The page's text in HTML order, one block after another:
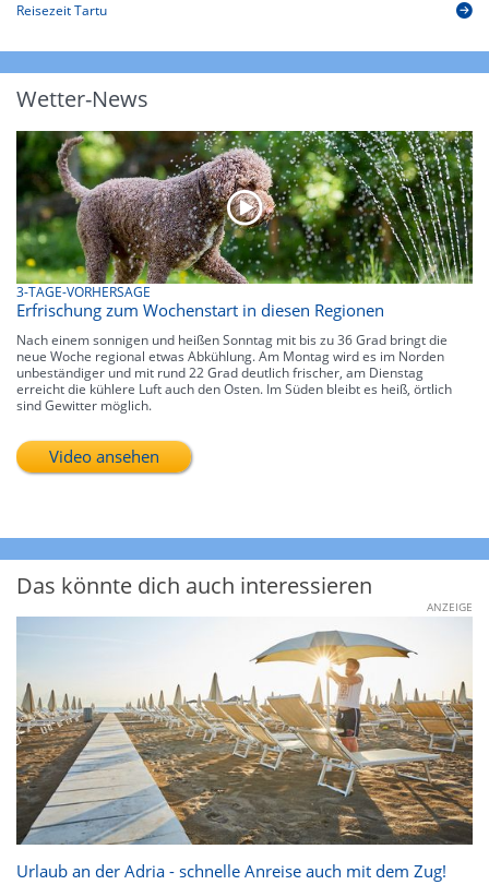
Reisezeit Tartu
Wetter-News
3-TAGE-VORHERSAGE
Erfrischung zum Wochenstart in diesen Regionen
Nach einem sonnigen und heißen Sonntag mit bis zu 36 Grad bringt die
neue Woche regional etwas Abkühlung. Am Montag wird es im Norden
unbeständiger und mit rund 22 Grad deutlich frischer, am Dienstag
erreicht die kühlere Luft auch den Osten. Im Süden bleibt es heiß, örtlich
sind Gewitter möglich.
Video ansehen
Das könnte dich auch interessieren
ANZEIGE
Urlaub an der Adria - schnelle Anreise auch mit dem Zug!